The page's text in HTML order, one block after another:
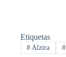
Etiquetas
#Alzira #